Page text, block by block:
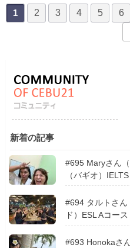
1 2 3 4 5 6
新着の記事
#695 Maryさん
（バギオ）
#694 タルトさん
ド）ESL Aコー
#693 Honokaさ